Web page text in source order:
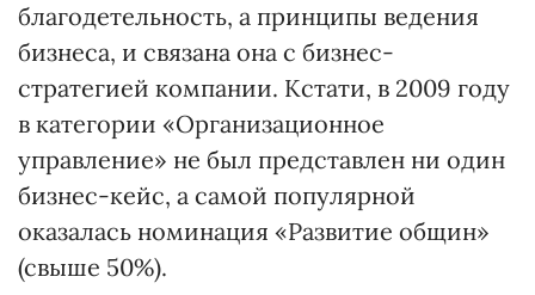
благодетельность, а принципы ведения
бизнеса, и связана она с бизнес-
стратегией компании. Кстати, в 2009 году
в категории «Организационное
управление» не был представлен ни один
бизнес-кейс, а самой популярной
оказалась номинация «Развитие общин»
(свыше 50%).